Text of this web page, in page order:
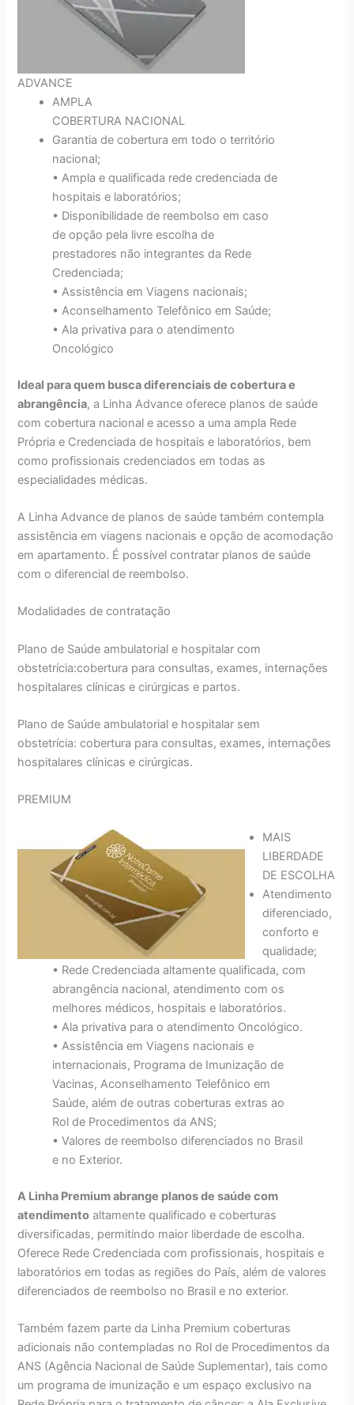
ADVANCE
AMPLA
COBERTURA NACIONAL
Garantia de cobertura em todo o território
nacional;
• Ampla e qualificada rede credenciada de
hospitais e laboratórios;
• Disponibilidade de reembolso em caso
de opção pela livre escolha de
prestadores não integrantes da Rede
Credenciada;
• Assistência em Viagens nacionais;
• Aconselhamento Telefônico em Saúde;
• Ala privativa para o atendimento
Oncológico
Ideal para quem busca diferenciais de cobertura e
abrangência, a Linha Advance oferece planos de saúde
com cobertura nacional e acesso a uma ampla Rede
Própria e Credenciada de hospitais e laboratórios, bem
como profissionais credenciados em todas as
especialidades médicas.
A Linha Advance de planos de saúde também contempla
assistência em viagens nacionais e opção de acomodação
em apartamento. É possível contratar planos de saúde
com o diferencial de reembolso.
Modalidades de contratação
Plano de Saúde ambulatorial e hospitalar com
obstetrícia:cobertura para consultas, exames, internações
hospitalares clínicas e cirúrgicas e partos.
Plano de Saúde ambulatorial e hospitalar sem
obstetrícia: cobertura para consultas, exames, internações
hospitalares clínicas e cirúrgicas.
PREMIUM
MAIS
LIBERDADE
DE ESCOLHA
Atendimento
diferenciado,
conforto e
qualidade;
• Rede Credenciada altamente qualificada, com
abrangência nacional, atendimento com os
melhores médicos, hospitais e laboratórios.
• Ala privativa para o atendimento Oncológico.
• Assistência em Viagens nacionais e
internacionais, Programa de Imunização de
Vacinas, Aconselhamento Telefônico em
Saúde, além de outras coberturas extras ao
Rol de Procedimentos da ANS;
• Valores de reembolso diferenciados no Brasil
e no Exterior.
A Linha Premium abrange planos de saúde com
atendimento altamente qualificado e coberturas
diversificadas, permitindo maior liberdade de escolha.
Oferece Rede Credenciada com profissionais, hospitais e
laboratórios em todas as regiões do País, além de valores
diferenciados de reembolso no Brasil e no exterior.
Também fazem parte da Linha Premium coberturas
adicionais não contempladas no Rol de Procedimentos da
ANS (Agência Nacional de Saúde Suplementar), tais como
um programa de imunização e um espaço exclusivo na